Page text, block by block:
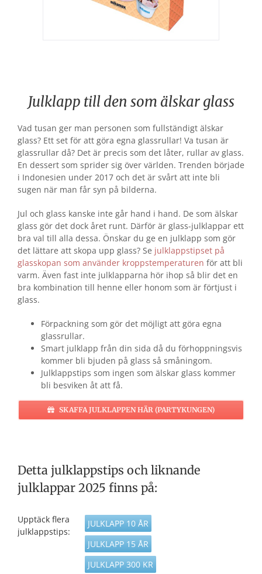
Julklapp till den som älskar glass
Vad tusan ger man personen som fullständigt älskar
glass? Ett set för att göra egna glassrullar! Va tusan är
glassrullar då? Det är precis som det låter, rullar av glass.
En dessert som sprider sig över världen. Trenden började
i Indonesien under 2017 och det är svårt att inte bli
sugen när man får syn på bilderna.
Jul och glass kanske inte går hand i hand. De som älskar
glass gör det dock året runt. Därför är glass-julklappar ett
bra val till alla dessa. Önskar du ge en julklapp som gör
det lättare att skopa upp glass? Se julklappstipset på
glasskopan som använder kroppstemperaturen för att bli
varm. Även fast inte julklapparna hör ihop så blir det en
bra kombination till henne eller honom som är förtjust i
glass.
Förpackning som gör det möjligt att göra egna
glassrullar.
Smart julklapp från din sida då du förhoppningsvis
kommer bli bjuden på glass så småningom.
Julklappstips som ingen som älskar glass kommer
bli besviken åt att få.
SKAFFA JULKLAPPEN HÄR (PARTYKUNGEN)
Detta julklappstips och liknande
julklappar 2025 finns på:
Upptäck flera
julklappstips:
JULKLAPP 10 ÅR
JULKLAPP 15 ÅR
JULKLAPP 300 KR